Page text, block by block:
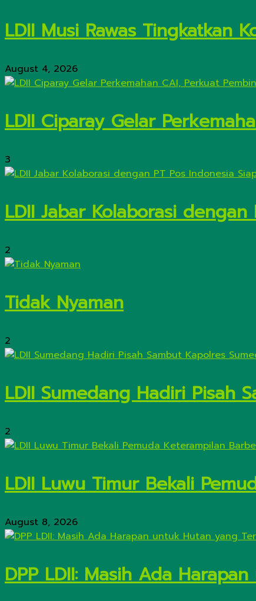
LDII Musi Rawas Tingkatkan
August 4, 2026
LDII Ciparay Gelar
3
LDII Jabar Kolaborasi
2
Tidak Nyaman
2
LDII Sumedang Hadiri Pisah
2
LDII Luwu Timur Bekali
August 8, 2026
DPP LDII: Masih Ada